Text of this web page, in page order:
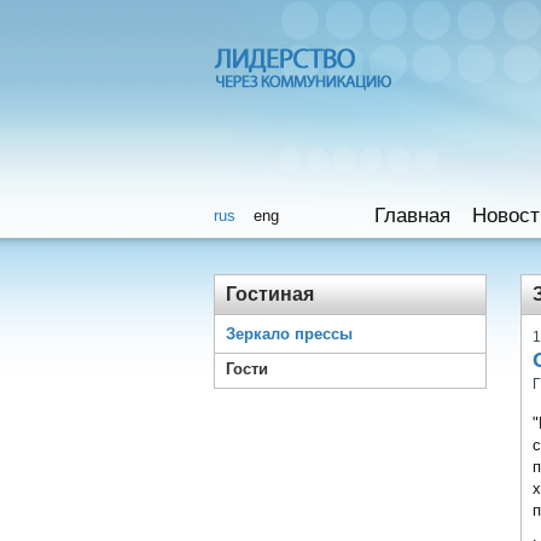
rus eng Главная
Гостиная
Зеркало прессы
Гости